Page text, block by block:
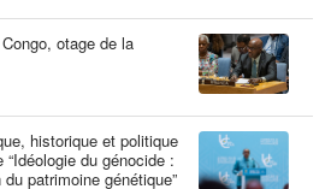
otage de la
historique et politique
“Idéologie du génocide :
patrimoine génétique”